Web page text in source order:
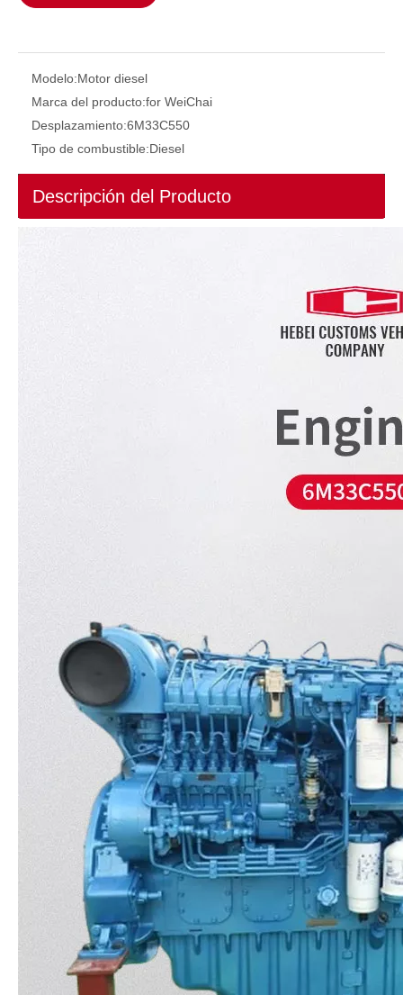
Modelo:Motor diesel
Marca del producto:for WeiChai
Desplazamiento:6M33C550
Tipo de combustible:Diesel
Descripción del Producto